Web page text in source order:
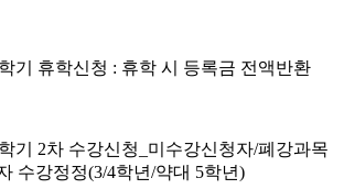
기 휴학신청 : 휴학 시 등록금 전액반환
기 2차 수강신청_미수강신청자/폐강과목
수강정정(3/4학년/약대 5학년)